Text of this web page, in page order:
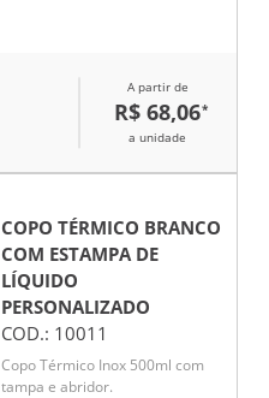
A partir de
R$ 68,06*
a unidade
COPO TÉRMICO BRANCO
COM ESTAMPA DE
LÍQUIDO
PERSONALIZADO
COD.: 10011
Copo Térmico Inox 500ml com
tampa e abridor.